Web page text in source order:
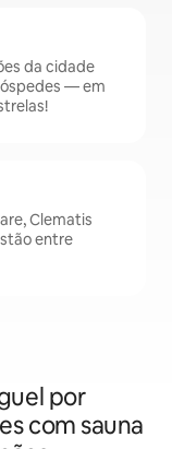
da cidade
— em
Clematis
entre
por
com sauna